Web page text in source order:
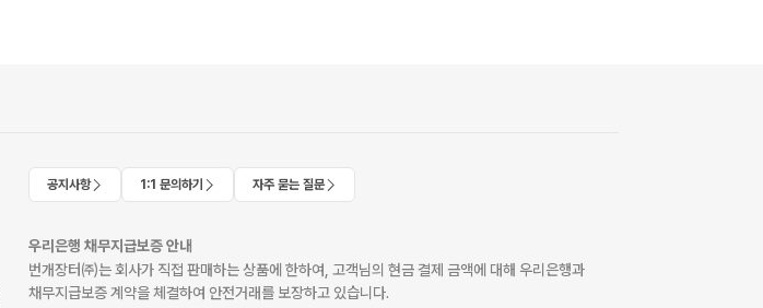
공지사항 1:1 문의하기 자주 묻는 질문
우리은행 채무지급보증 안내
번개장터㈜는 회사가 직접 판매하는 상품에 한하여, 고객님의 현금 결제 금액에 대해 우리은행과
채무지급보증 계약을 체결하여 안전거래를 보장하고 있습니다.